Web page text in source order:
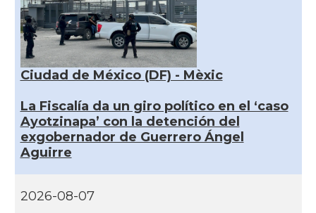
Ciudad de México (DF) - Mèxic
La Fiscalía da un giro político en el ‘caso
Ayotzinapa’ con la detención del
exgobernador de Guerrero Ángel
Aguirre
2026-08-07